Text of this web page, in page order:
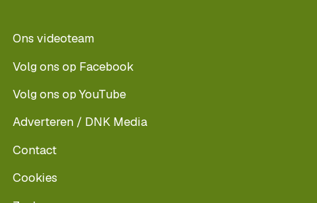
Ons videoteam
Volg ons op Facebook
Volg ons op YouTube
Adverteren / DNK Media
Contact
Cookies